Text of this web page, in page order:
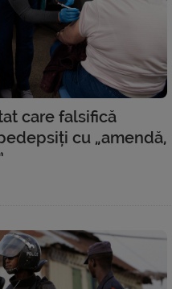
care falsifică
cu „amendă,